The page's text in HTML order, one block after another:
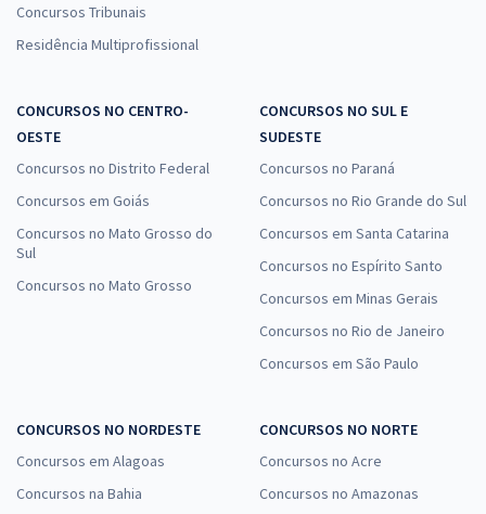
Concursos Tribunais
Residência Multiprofissional
CONCURSOS NO CENTRO-
OESTE
Concursos no Distrito Federal
Concursos em Goiás
Concursos no Mato Grosso do
Sul
Concursos no Mato Grosso
CONCURSOS NO SUL E
SUDESTE
Concursos no Paraná
Concursos no Rio Grande do Sul
Concursos em Santa Catarina
Concursos no Espírito Santo
Concursos em Minas Gerais
Concursos no Rio de Janeiro
Concursos em São Paulo
CONCURSOS NO NORDESTE
Concursos em Alagoas
Concursos na Bahia
CONCURSOS NO NORTE
Concursos no Acre
Concursos no Amazonas